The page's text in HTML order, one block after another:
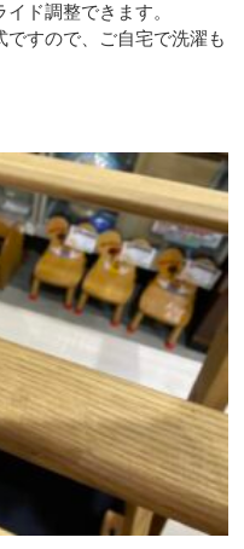
ド調整できます。
すので、ご自宅で洗濯も